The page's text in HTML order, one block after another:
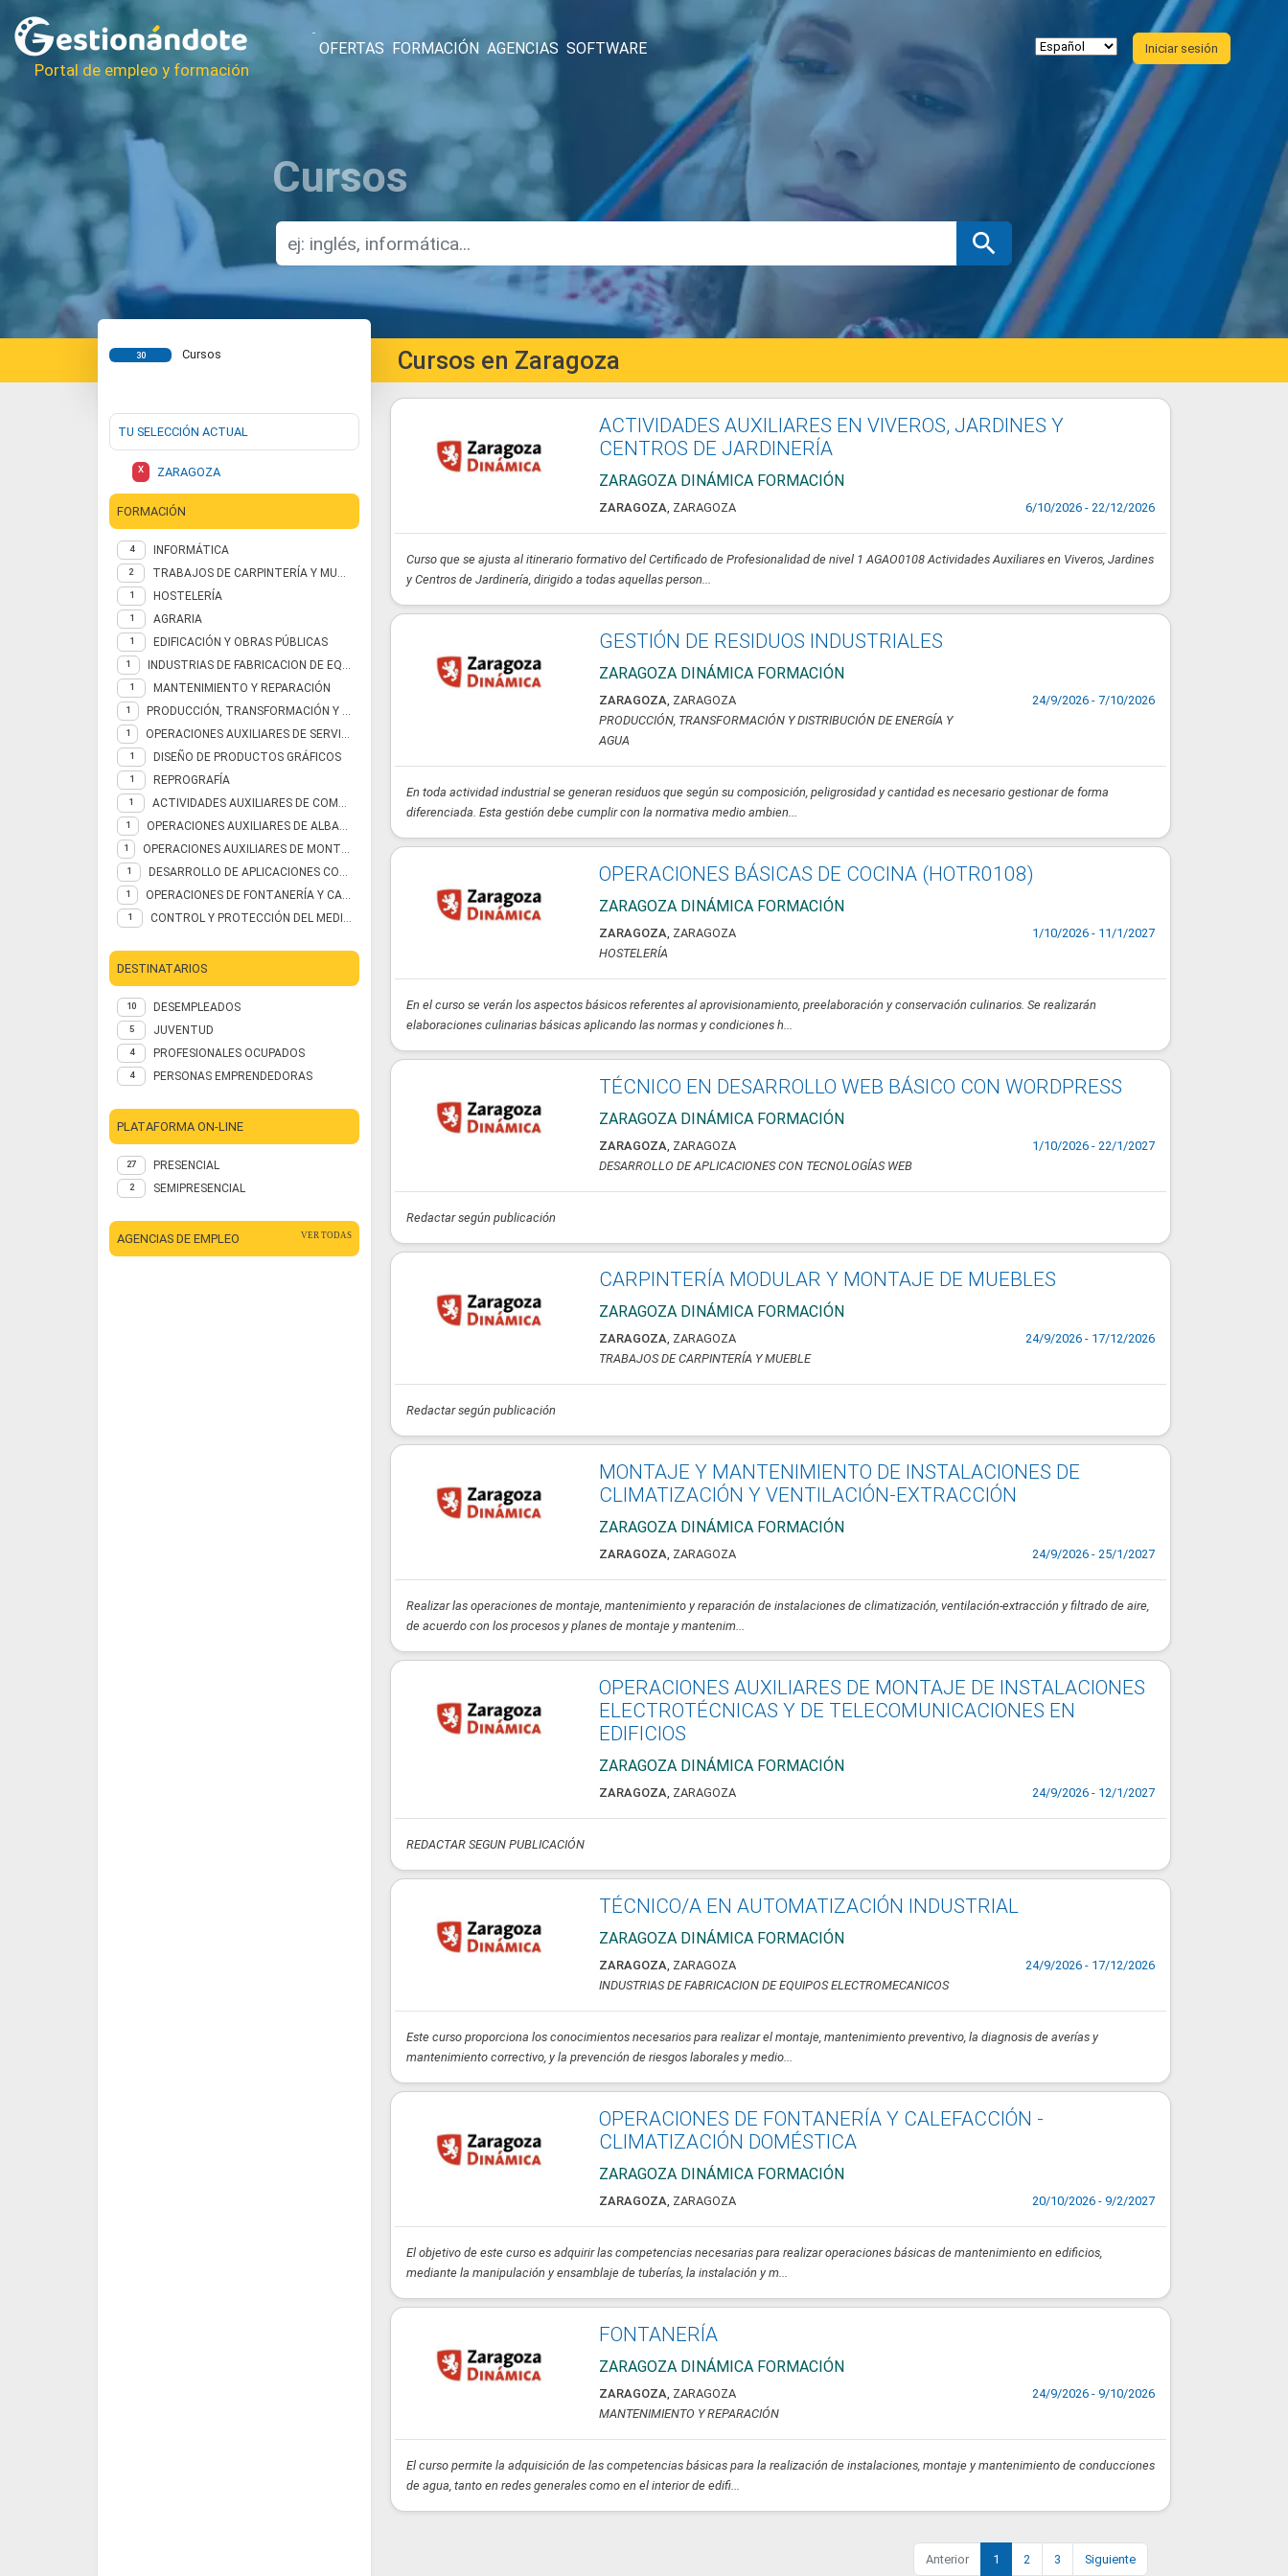
Portal de empleo y formación
OFERTAS FORMACIÓN AGENCIAS SOFTWARE Iniciar sesión
Cursos
30 Cursos Cursos en Zaragoza
TU SELECCIÓN ACTUAL
X ZARAGOZA
FORMACIÓN
4 INFORMÁTICA
2 TRABAJOS DE CARPINTERÍA Y MUEBLE
1 HOSTELERÍA
1 AGRARIA
1 EDIFICACIÓN Y OBRAS PÚBLICAS
1 INDUSTRIAS DE FABRICACION DE EQUIPOS ELECTROMECANICOS
1 MANTENIMIENTO Y REPARACIÓN
1 PRODUCCIÓN, TRANSFORMACIÓN Y DISTRIBUCIÓN DE ENERGÍA Y AGUA
1 OPERACIONES AUXILIARES DE SERVICIOS ADMINISTRATIVOS Y GENERALES
1 DISEÑO DE PRODUCTOS GRÁFICOS
1 REPROGRAFÍA
1 ACTIVIDADES AUXILIARES DE COMERCIO
1 OPERACIONES AUXILIARES DE ALBAÑILERÍA DE FÁBRICAS Y CUBIERTAS
1 OPERACIONES AUXILIARES DE MONTAJE DE INSTALACIONES ELECTROTÉCNICAS Y DE TELECOMUNICACIONES EN EDIFICIOS
1 DESARROLLO DE APLICACIONES CON TECNOLOGÍAS WEB
1 OPERACIONES DE FONTANERÍA Y CALEFACCIÓN-CLIMATIZACIÓN DOMÉSTICA
1 CONTROL Y PROTECCIÓN DEL MEDIO NATURAL
DESTINATARIOS
10 DESEMPLEADOS
5 JUVENTUD
4 PROFESIONALES OCUPADOS
4 PERSONAS EMPRENDEDORAS
PLATAFORMA ON-LINE
27 PRESENCIAL
2 SEMIPRESENCIAL
AGENCIAS DE EMPLEO VER TODAS
ACTIVIDADES AUXILIARES EN VIVEROS, JARDINES Y
CENTROS DE JARDINERÍA
ZARAGOZA DINÁMICA FORMACIÓN
ZARAGOZA, ZARAGOZA 6/10/2026 - 22/12/2026
Curso que se ajusta al itinerario formativo del Certificado de Profesionalidad de nivel 1 AGAO0108 Actividades Auxiliares en Viveros, Jardines
y Centros de Jardinería, dirigido a todas aquellas person...
GESTIÓN DE RESIDUOS INDUSTRIALES
ZARAGOZA DINÁMICA FORMACIÓN
ZARAGOZA, ZARAGOZA
24/9/2026 - 7/10/2026
PRODUCCIÓN, TRANSFORMACIÓN Y DISTRIBUCIÓN DE ENERGÍA Y
AGUA
En toda actividad industrial se generan residuos que según su composición, peligrosidad y cantidad es necesario gestionar de forma
diferenciada. Esta gestión debe cumplir con la normativa medio ambien...
OPERACIONES BÁSICAS DE COCINA (HOTR0108)
ZARAGOZA DINÁMICA FORMACIÓN
ZARAGOZA, ZARAGOZA
1/10/2026 - 11/1/2027
HOSTELERÍA
En el curso se verán los aspectos básicos referentes al aprovisionamiento, preelaboración y conservación culinarios. Se realizarán
elaboraciones culinarias básicas aplicando las normas y condiciones h...
TÉCNICO EN DESARROLLO WEB BÁSICO CON WORDPRESS
ZARAGOZA DINÁMICA FORMACIÓN
ZARAGOZA, ZARAGOZA
1/10/2026 - 22/1/2027
DESARROLLO DE APLICACIONES CON TECNOLOGÍAS WEB
Redactar según publicación
CARPINTERÍA MODULAR Y MONTAJE DE MUEBLES
ZARAGOZA DINÁMICA FORMACIÓN
ZARAGOZA, ZARAGOZA
24/9/2026 - 17/12/2026
TRABAJOS DE CARPINTERÍA Y MUEBLE
Redactar según publicación
MONTAJE Y MANTENIMIENTO DE INSTALACIONES DE
CLIMATIZACIÓN Y VENTILACIÓN-EXTRACCIÓN
ZARAGOZA DINÁMICA FORMACIÓN
ZARAGOZA, ZARAGOZA 24/9/2026 - 25/1/2027
Realizar las operaciones de montaje, mantenimiento y reparación de instalaciones de climatización, ventilación-extracción y filtrado de aire,
de acuerdo con los procesos y planes de montaje y mantenim...
OPERACIONES AUXILIARES DE MONTAJE DE INSTALACIONES
ELECTROTÉCNICAS Y DE TELECOMUNICACIONES EN
EDIFICIOS
ZARAGOZA DINÁMICA FORMACIÓN
ZARAGOZA, ZARAGOZA 24/9/2026 - 12/1/2027
REDACTAR SEGUN PUBLICACIÓN
TÉCNICO/A EN AUTOMATIZACIÓN INDUSTRIAL
ZARAGOZA DINÁMICA FORMACIÓN
ZARAGOZA, ZARAGOZA
24/9/2026 - 17/12/2026
INDUSTRIAS DE FABRICACION DE EQUIPOS ELECTROMECANICOS
Este curso proporciona los conocimientos necesarios para realizar el montaje, mantenimiento preventivo, la diagnosis de averías y
mantenimiento correctivo, y la prevención de riesgos laborales y medio...
OPERACIONES DE FONTANERÍA Y CALEFACCIÓN -
CLIMATIZACIÓN DOMÉSTICA
ZARAGOZA DINÁMICA FORMACIÓN
ZARAGOZA, ZARAGOZA 20/10/2026 - 9/2/2027
El objetivo de este curso es adquirir las competencias necesarias para realizar operaciones básicas de mantenimiento en edificios,
mediante la manipulación y ensamblaje de tuberías, la instalación y m...
FONTANERÍA
ZARAGOZA DINÁMICA FORMACIÓN
ZARAGOZA, ZARAGOZA
24/9/2026 - 9/10/2026
MANTENIMIENTO Y REPARACIÓN
El curso permite la adquisición de las competencias básicas para la realización de instalaciones, montaje y mantenimiento de conducciones
de agua, tanto en redes generales como en el interior de edifi...
Anterior 1 2 3 Siguiente